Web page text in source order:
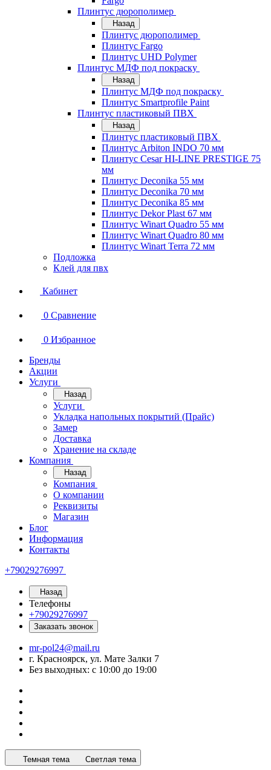
Плинтус дюрополимер
Назад
Плинтус дюрополимер
Плинтус Fargo
Плинтус UHD Polymer
Плинтус МДФ под покраску
Назад
Плинтус МДФ под покраску
Плинтус Smartprofile Paint
Плинтус пластиковый ПВХ
Назад
Плинтус пластиковый ПВХ
Плинтус Arbiton INDO 70 мм
Плинтус Cesar HI-LINE PRESTIGE 75
мм
Плинтус Deconika 55 мм
Плинтус Deconika 70 мм
Плинтус Deconika 85 мм
Плинтус Dekor Plast 67 мм
Плинтус Winart Quadro 55 мм
Плинтус Winart Quadro 80 мм
Плинтус Winart Terra 72 мм
Подложка
Клей для пвх
Кабинет
0 Сравнение
0 Избранное
Бренды
Акции
Услуги
Назад
Услуги
Укладка напольных покрытий (Прайс)
Замер
Доставка
Хранение на складе
Компания
Назад
Компания
О компании
Реквизиты
Магазин
Блог
Информация
Контакты
+79029276997
Назад
Телефоны
+79029276997
Заказать звонок
mr-pol24@mail.ru
г. Красноярск, ул. Мате Залки 7
Без выходных: с 10:00 до 19:00
Темная тема Светлая тема